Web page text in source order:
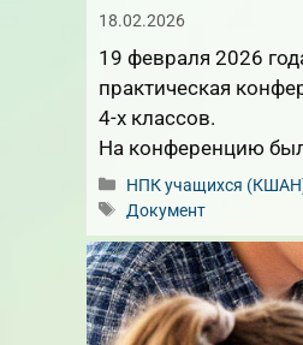
18.02.2026
19 февраля 2026
практическая
4-х классов.
На конференцию
Рубрики
НПК учащихся
Метки
Документ